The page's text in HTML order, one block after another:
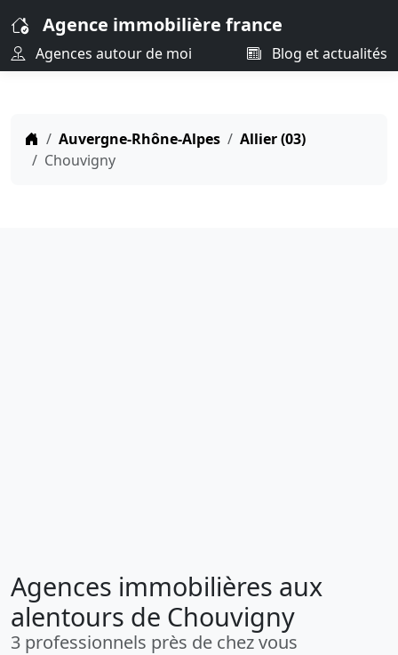
Agence immobilière france
Agences autour de moi Blog et actualités
Auvergne-Rhône-Alpes
Allier (03)
Chouvigny
Agences immobilières aux
alentours de Chouvigny
3 professionnels près de chez vous